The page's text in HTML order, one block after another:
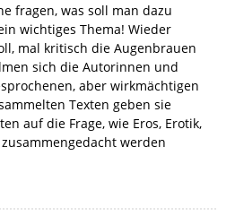
fragen, was soll man dazu
wichtiges Thema! Wieder
mal kritisch die Augenbrauen
sich die Autorinnen und
aber wirkmächtigen
Texten geben sie
auf die Frage, wie Eros, Erotik,
werden